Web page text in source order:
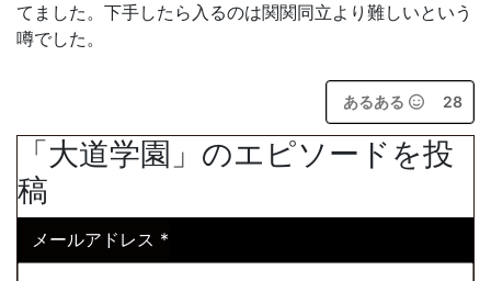
てました。下手したら入るのは関関同立より難しいという
噂でした。
あるある 28
「大道学園」のエピソードを投
稿
メールアドレス *